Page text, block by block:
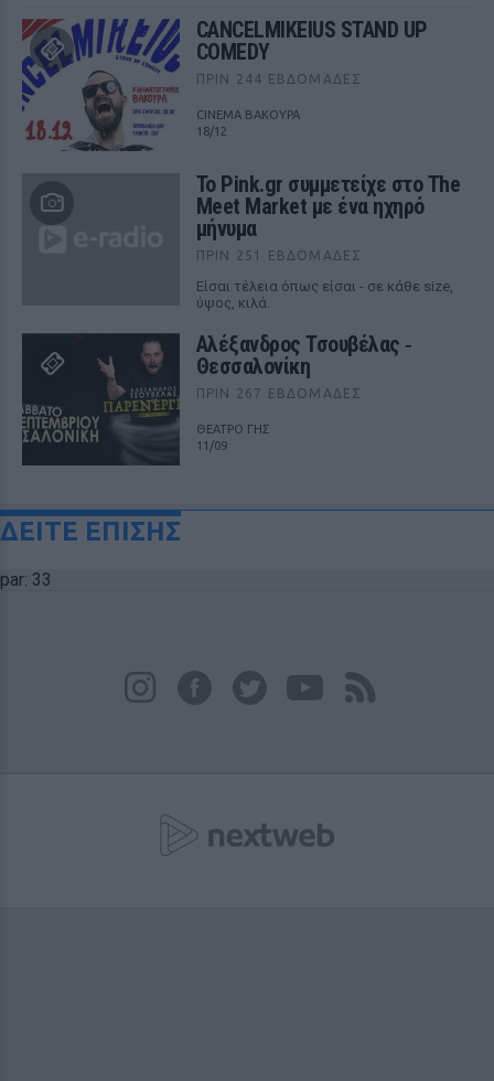
CANCELMIKEIUS STAND UP
COMEDY
ΠΡΙΝ 244 ΕΒΔΟΜΆΔΕΣ
CINEMA ΒΑΚΟΥΡΑ
18/12
Το Pink.gr συμμετείχε στο The
Meet Market με ένα ηχηρό
μήνυμα
ΠΡΙΝ 251 ΕΒΔΟΜΆΔΕΣ
Είσαι τέλεια όπως είσαι - σε κάθε size,
ύψος, κιλά.
Αλέξανδρος Τσουβέλας ‑
Θεσσαλονίκη
ΠΡΙΝ 267 ΕΒΔΟΜΆΔΕΣ
ΘΕΑΤΡΟ ΓΗΣ
11/09
ΔΕΙΤΕ ΕΠΙΣΗΣ
par: 33